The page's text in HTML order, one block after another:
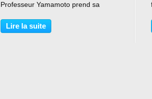
Professeur Yamamoto prend sa
la théorie, il faut chérir ses désirs.
Mais dans la réalité, on ne peut pas
Lire la suite